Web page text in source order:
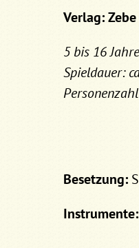
Verlag:
5 bis 16 Jahre
Spieldauer:
Besetzung:
Instrumente: